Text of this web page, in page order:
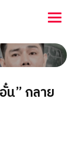
น” กลาย